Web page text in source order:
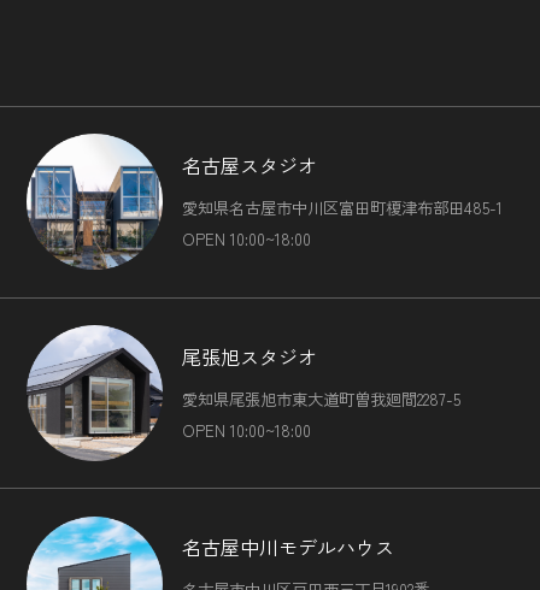
名古屋スタジオ
愛知県名古屋市中川区富田町榎津布部田485-1
OPEN 10:00~18:00
尾張旭スタジオ
愛知県尾張旭市東大道町曽我廻間2287-5
OPEN 10:00~18:00
名古屋中川モデルハウス